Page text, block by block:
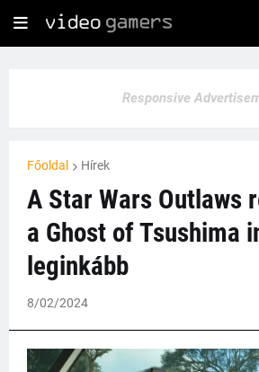
Responsive
Főoldal Hírek
A Star Wars Outlaws
a Ghost of Tsushima
leginkább
8/02/2024